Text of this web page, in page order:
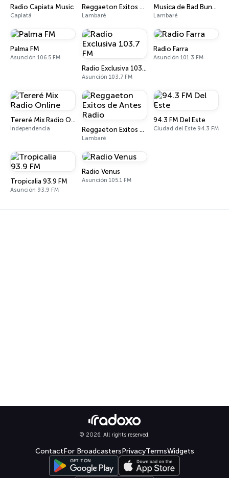
Radio Capiata Music
Capiatá
Reggaeton Exitos de Hoy
Lambaré
Musica de Bad Bunny Radio
Lambaré
Palma FM
Asunción 106.5 FM
Radio Exclusiva 103.7 FM
Asunción 103.7 FM
Radio Farra
Asunción 101.3 FM
Tereré Mix Radio Online
Independencia Reggaeton Exitos de Antes Radio
Lambaré
94.3 FM Del Este
Ciudad del Este 94.3 FM
Tropicalia 93.9 FM
Asunción 93.9 FM
Radio Venus
Asunción 105.1 FM
© 2026. All rights reserved.
ContactFor BroadcastersPrivacyTermsWidgets